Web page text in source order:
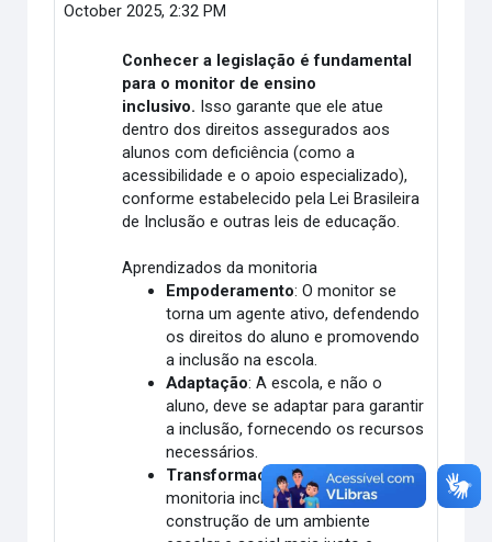
October 2025, 2:32 PM
Conhecer a legislação é fundamental
para o monitor de ensino
inclusivo. Isso garante que ele atue
dentro dos direitos assegurados aos
alunos com deficiência (como a
acessibilidade e o apoio especializado),
conforme estabelecido pela Lei Brasileira
de Inclusão e outras leis de educação.
Aprendizados da monitoria
Empoderamento: O monitor se
torna um agente ativo, defendendo
os direitos do aluno e promovendo
a inclusão na escola.
Adaptação: A escola, e não o
aluno, deve se adaptar para garantir
a inclusão, fornecendo os recursos
necessários.
Transformação social: A
monitoria inclusiva contribui para a
construção de um ambiente